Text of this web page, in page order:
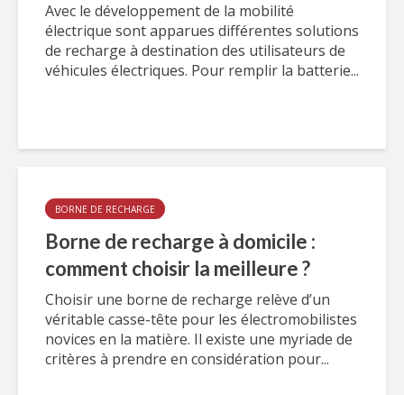
Avec le développement de la mobilité
électrique sont apparues différentes solutions
de recharge à destination des utilisateurs de
véhicules électriques. Pour remplir la batterie...
BORNE DE RECHARGE
Borne de recharge à domicile :
comment choisir la meilleure ?
Choisir une borne de recharge relève d’un
véritable casse-tête pour les électromobilistes
novices en la matière. Il existe une myriade de
critères à prendre en considération pour...